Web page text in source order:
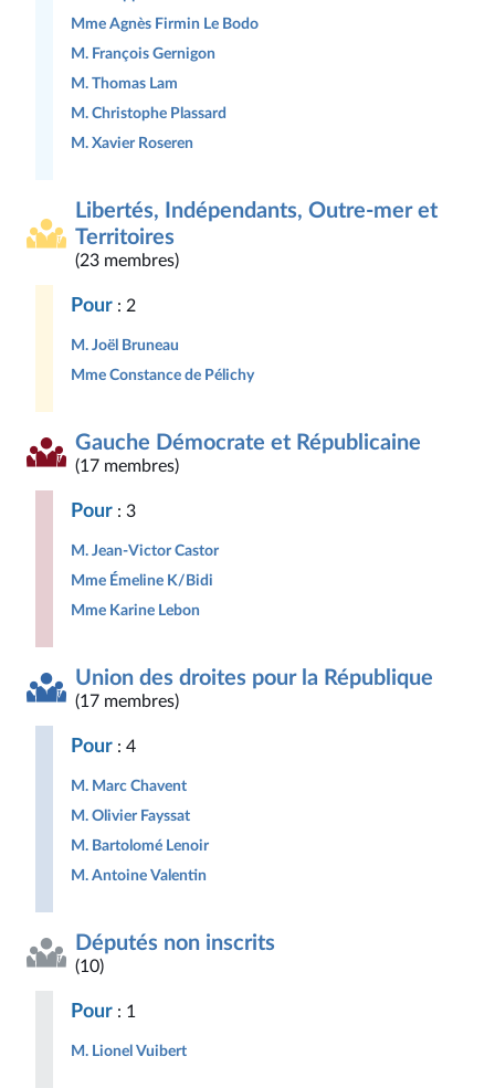
Mme Agnès Firmin Le Bodo
M. François Gernigon
M. Thomas Lam
M. Christophe Plassard
M. Xavier Roseren
Libertés, Indépendants, Outre-mer et
Territoires
(23 membres)
Pour : 2
M. Joël Bruneau
Mme Constance de Pélichy
Gauche Démocrate et Républicaine
(17 membres)
Pour : 3
M. Jean-Victor Castor
Mme Émeline K/Bidi
Mme Karine Lebon
Union des droites pour la République
(17 membres)
Pour : 4
M. Marc Chavent
M. Olivier Fayssat
M. Bartolomé Lenoir
M. Antoine Valentin
Députés non inscrits
(10)
Pour : 1
M. Lionel Vuibert